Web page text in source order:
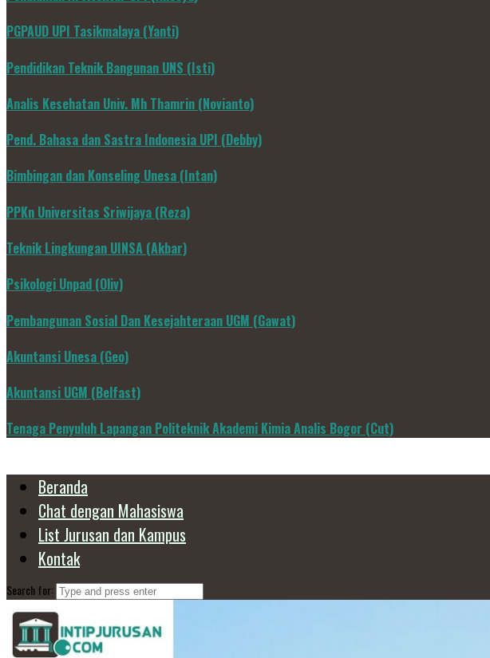
PGPAUD UPI Tasikmalaya (Yanti)
Pendidikan Teknik Bangunan UNS (Isti)
Analis Kesehatan Univ. Mh Thamrin (Novianto)
Pend. Bahasa dan Sastra Indonesia UPI (Debby)
Bimbingan dan Konseling Unesa (Intan)
PPKn Universitas Sriwijaya (Reza)
Teknik Lingkungan UINSA (Akbar)
Psikologi Unpad (Oliv)
Pembangunan Sosial Dan Kesejahteraan UGM (Gawat)
Akuntansi Unesa (Geo)
Akuntansi UGM (Belfast)
Tenaga Penyuluh Lapangan Politeknik Akademi Kimia Analis Bogor (Cut)
Beranda
Chat dengan Mahasiswa
List Jurusan dan Kampus
Kontak
Search for: